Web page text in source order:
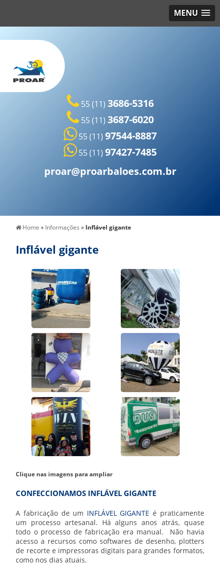
MENU
55 (11) 3686-5316
55 (11) 3687-6020
55 (11) 97544-8887
55 (11) 97427-7485
proar@proarbaloes.com.br
Home » Informações» Inflável gigante
Inflável gigante
Clique nas imagens para ampliar
CONFECCIONAMOS INFLÁVEL GIGANTE
A fabricação de um INFLÁVEL GIGANTE é praticamente
um processo artesanal. Há alguns anos atrás, quase
todo o processo de fabricação era manual. Não havia
acesso a recursos como softwares de desenho, plotters
de recorte e impressoras digitais para grandes formatos,
como nos dias atuais.